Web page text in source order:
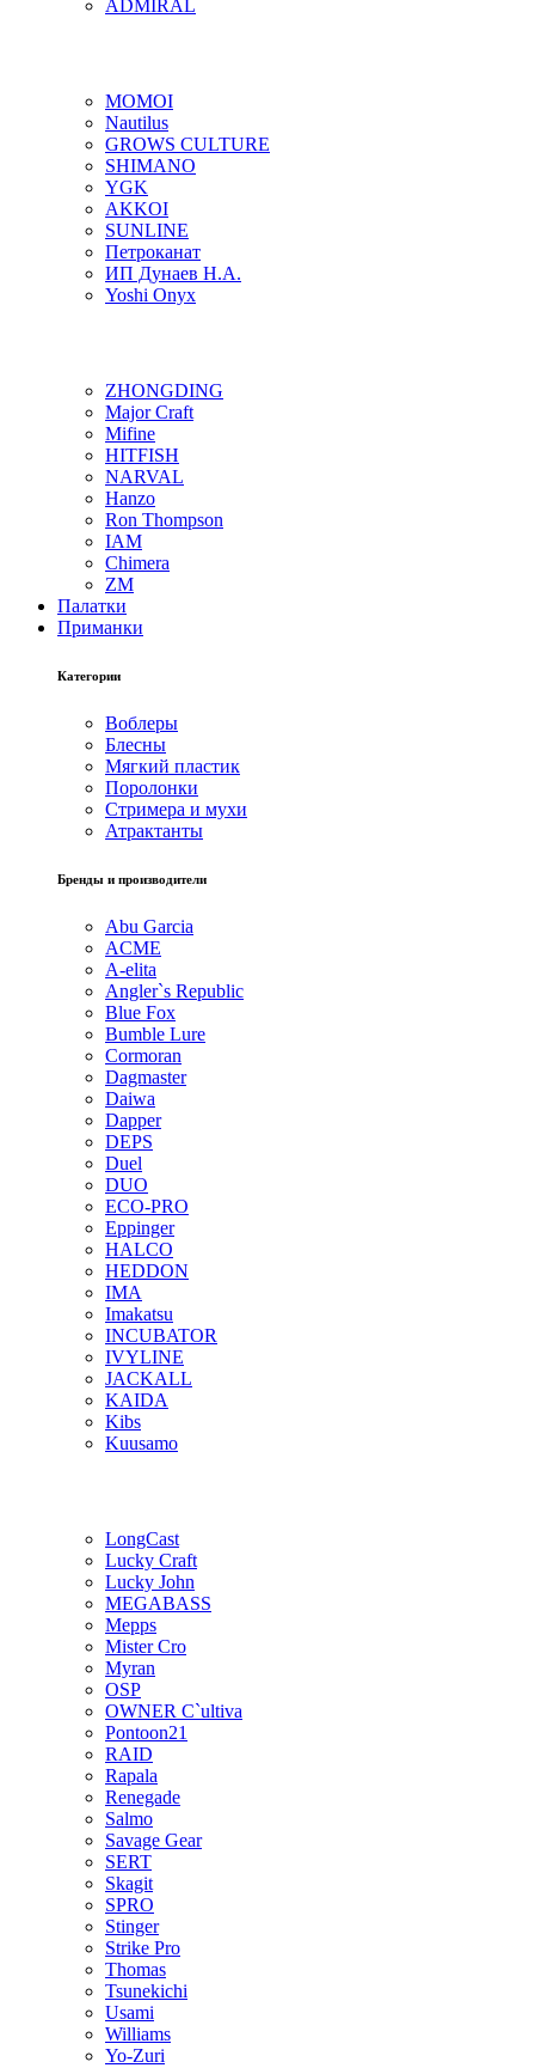
ADMIRAL
MOMOI
Nautilus
GROWS CULTURE
SHIMANO
YGK
AKKOI
SUNLINE
Петроканат
ИП Дунаев Н.А.
Yoshi Onyx
ZHONGDING
Major Craft
Mifine
HITFISH
NARVAL
Hanzo
Ron Thompson
IAM
Chimera
ZM
Палатки
Приманки
Категории
Воблеры
Блесны
Мягкий пластик
Поролонки
Стримера и мухи
Атрактанты
Бренды и производители
Abu Garcia
ACME
A-elita
Angler`s Republic
Blue Fox
Bumble Lure
Cormoran
Dagmaster
Daiwa
Dapper
DEPS
Duel
DUO
ECO-PRO
Eppinger
HALCO
HEDDON
IMA
Imakatsu
INCUBATOR
IVYLINE
JACKALL
KAIDA
Kibs
Kuusamo
LongCast
Lucky Craft
Lucky John
MEGABASS
Mepps
Mister Cro
Myran
OSP
OWNER C`ultiva
Pontoon21
RAID
Rapala
Renegade
Salmo
Savage Gear
SERT
Skagit
SPRO
Stinger
Strike Pro
Thomas
Tsunekichi
Usami
Williams
Yo-Zuri